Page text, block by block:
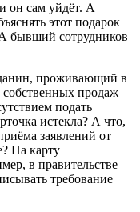
он сам уйдёт. А
этот подарок
А бывший сотрудников
проживающий в
собственных продаж
подать
истекла? А что,
заявлений от
На карту
в правительстве
требование